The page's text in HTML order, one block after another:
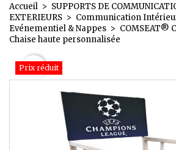
Accueil
SUPPORTS DE
EXTERIEURS
Communication
Evénementiel & Nappes
COMSEAT®
Chaise haute personnalisée
favorite_border
Prix réduit